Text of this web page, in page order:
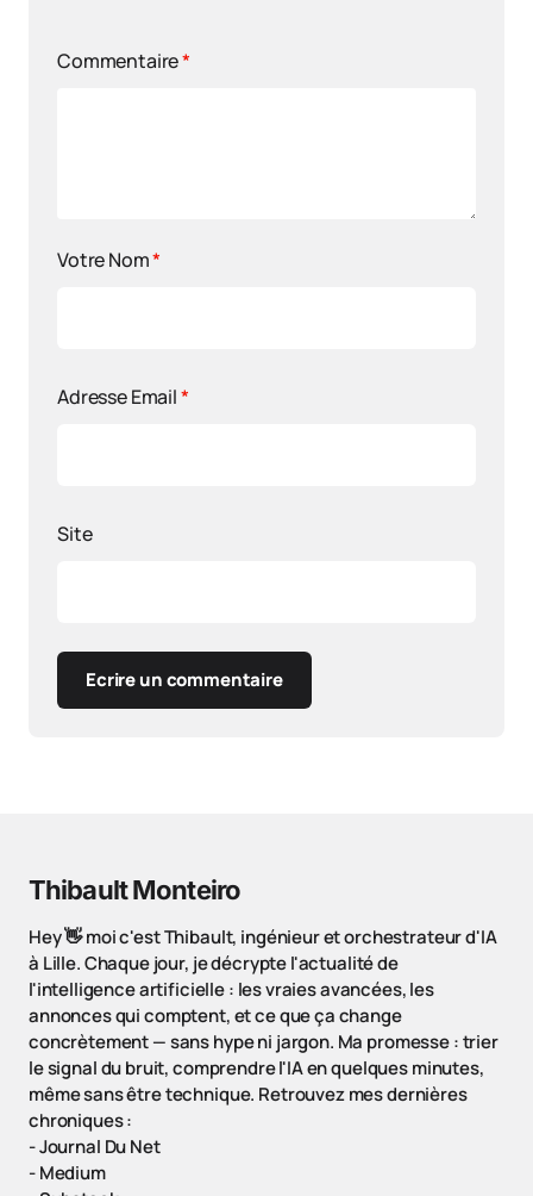
Commentaire*
Votre Nom*
Adresse Email*
Site
Ecrire un commentaire
Thibault Monteiro
Hey 👋 moi c'est Thibault, ingénieur et orchestrateur d'IA
à Lille. Chaque jour, je décrypte l'actualité de
l'intelligence artificielle : les vraies avancées, les
annonces qui comptent, et ce que ça change
concrètement — sans hype ni jargon. Ma promesse : trier
le signal du bruit, comprendre l'IA en quelques minutes,
même sans être technique. Retrouvez mes dernières
chroniques :
-Journal Du Net
-Medium